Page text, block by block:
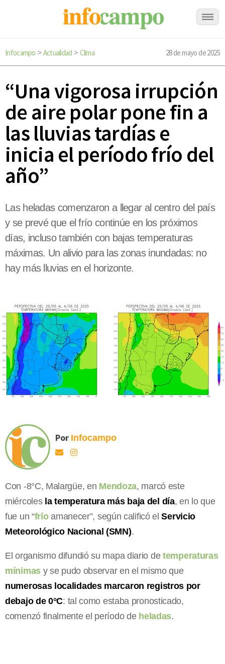
Infocampo > Actualidad > Clima 28 de mayo de 2025
“Una vigorosa irrupción
de aire polar pone fin a
las lluvias tardías e
inicia el período frío del
año”
Las heladas comenzaron a llegar al centro del país
y se prevé que el frío continúe en los próximos
días, incluso también con bajas temperaturas
máximas. Un alivio para las zonas inundadas: no
hay más lluvias en el horizonte.
Por Infocampo
Con -8°C, Malargüe, en Mendoza, marcó este
miércoles la temperatura más baja del día, en lo que
fue un “fríoamanecer”, según calificó elServicio
Meteorológico Nacional (SMN).
El organismo difundió su mapa diario de temperaturas
mínimasy se pudo observar en el mismo que
numerosas localidades marcaron registros por
debajo de 0°C: tal como estaba pronosticado,
comenzó finalmente el período de heladas.